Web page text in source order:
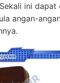
ini
angan-